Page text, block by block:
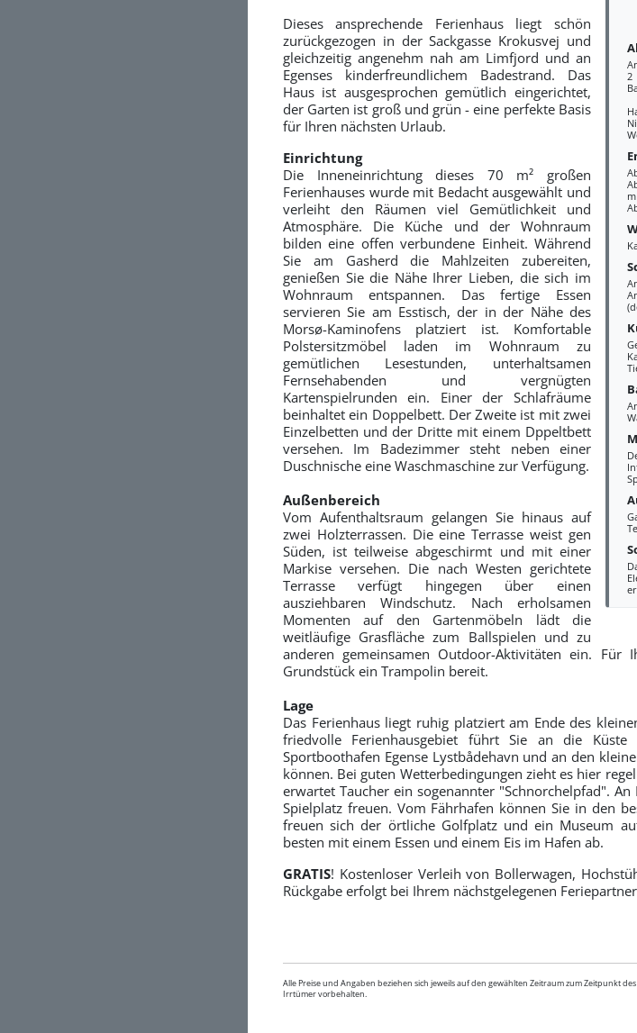
2
m
Dieses ansprechende Ferienhaus liegt schön
zurückgezogen in der Sackgasse Krokusvej und
gleichzeitig angenehm nah am Limfjord und an
Egenses kinderfreundlichem Badestrand. Das
Haus ist ausgesprochen gemütlich eingerichtet,
der Garten ist groß und grün - eine perfekte Basis
für Ihren nächsten Urlaub.
Einrichtung
Die Inneneinrichtung dieses 70 m² großen
Ferienhauses wurde mit Bedacht ausgewählt und
verleiht den Räumen viel Gemütlichkeit und
Atmosphäre. Die Küche und der Wohnraum
bilden eine offen verbundene Einheit. Während
Sie am Gasherd die Mahlzeiten zubereiten,
genießen Sie die Nähe Ihrer Lieben, die sich im
Wohnraum entspannen. Das fertige Essen
servieren Sie am Esstisch, der in der Nähe des
Morsø-Kaminofens platziert ist. Komfortable
Polstersitzmöbel laden im Wohnraum zu
gemütlichen Lesestunden, unterhaltsamen
Fernsehabenden und vergnügten
Kartenspielrunden ein. Einer der Schlafräume
beinhaltet ein Doppelbett. Der Zweite ist mit zwei
Einzelbetten und der Dritte mit einem Dppeltbett
versehen. Im Badezimmer steht neben einer
Duschnische eine Waschmaschine zur Verfügung.
Außenbereich
Vom Aufenthaltsraum gelangen Sie hinaus auf
zwei Holzterrassen. Die eine Terrasse weist gen
Süden, ist teilweise abgeschirmt und mit einer
Markise versehen. Die nach Westen gerichtete
Terrasse verfügt hingegen über einen
ausziehbaren Windschutz. Nach erholsamen
Momenten auf den Gartenmöbeln lädt die
weitläufige Grasfläche zum Ballspielen und zu
anderen gemeinsamen Outdoor-Aktivitäten ein.
Grundstück ein Trampolin bereit.
Lage
Das Ferienhaus liegt ruhig platziert am Ende des
friedvolle Ferienhausgebiet führt Sie an die
Sportboothafen Egense Lystbådehavn und an den
können. Bei guten Wetterbedingungen zieht es hier
erwartet Taucher ein sogenannter "Schnorchelpfad".
Spielplatz freuen. Vom Fährhafen können Sie in den
freuen sich der örtliche Golfplatz und ein Museum
besten mit einem Essen und einem Eis im Hafen ab.
GRATIS! Kostenloser Verleih von Bollerwagen,
Rückgabe erfolgt bei Ihrem nächstgelegenen
Alle Preise und Angaben beziehen sich jeweils auf den gewählten Zeitraum zum Zeitpunkt
Irrtümer vorbehalten.